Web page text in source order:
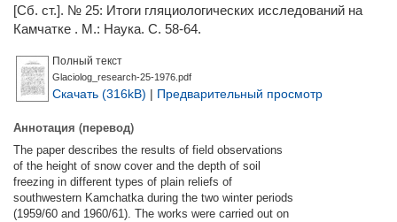
[Сб. ст.]. № 25: Итоги гляциологических исследований на
Камчатке . М.: Наука. С. 58-64.
Полный текст
Glaciolog_research-25-1976.pdf
Скачать (316kB) | Предварительный просмотр
Аннотация (перевод)
The paper describes the results of field observations
of the height of snow cover and the depth of soil
freezing in different types of plain reliefs of
southwestern Kamchatka during the two winter periods
(1959/60 and 1960/61). The works were carried out on